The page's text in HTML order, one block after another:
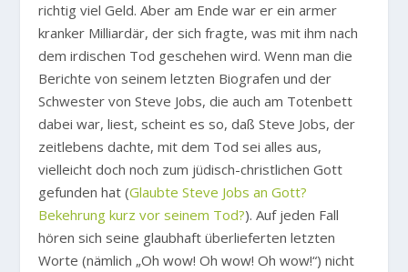
richtig viel Geld. Aber am Ende war er ein armer
kranker Milliardär, der sich fragte, was mit ihm nach
dem irdischen Tod geschehen wird. Wenn man die
Berichte von seinem letzten Biografen und der
Schwester von Steve Jobs, die auch am Totenbett
dabei war, liest, scheint es so, daß Steve Jobs, der
zeitlebens dachte, mit dem Tod sei alles aus,
vielleicht doch noch zum jüdisch-christlichen Gott
gefunden hat (Glaubte Steve Jobs an Gott?
Bekehrung kurz vor seinem Tod?). Auf jeden Fall
hören sich seine glaubhaft überlieferten letzten
Worte (nämlich „Oh wow! Oh wow! Oh wow!“) nicht